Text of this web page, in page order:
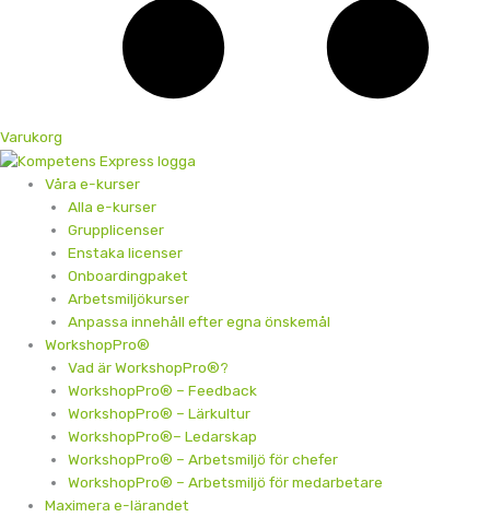
Varukorg
Våra e-kurser
Alla e-kurser
Grupplicenser
Enstaka licenser
Onboardingpaket
Arbetsmiljökurser
Anpassa innehåll efter egna önskemål
WorkshopPro®
Vad är WorkshopPro®?
WorkshopPro® – Feedback
WorkshopPro® – Lärkultur
WorkshopPro®– Ledarskap
WorkshopPro® – Arbetsmiljö för chefer
WorkshopPro® – Arbetsmiljö för medarbetare
Maximera e-lärandet